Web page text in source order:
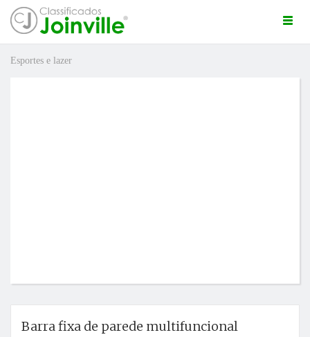
Esportes e lazer
Barra fixa de parede multifuncional
GRÁTIS